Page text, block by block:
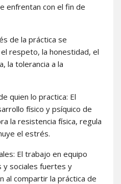
enfrentan con el fin de
de la práctica se
respeto, la honestidad, el
la tolerancia a la
quien lo practica: El
físico y psíquico de
la resistencia física, regula
el estrés.
El trabajo en equipo
y sociales fuertes y
al compartir la práctica de